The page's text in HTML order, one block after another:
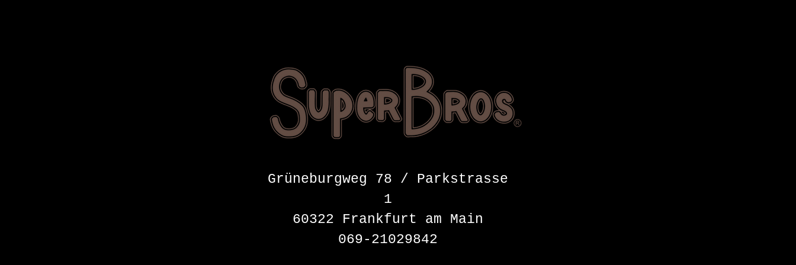
Grüneburgweg 78 / Parkstrasse
1
60322 Frankfurt am Main
069-21029842